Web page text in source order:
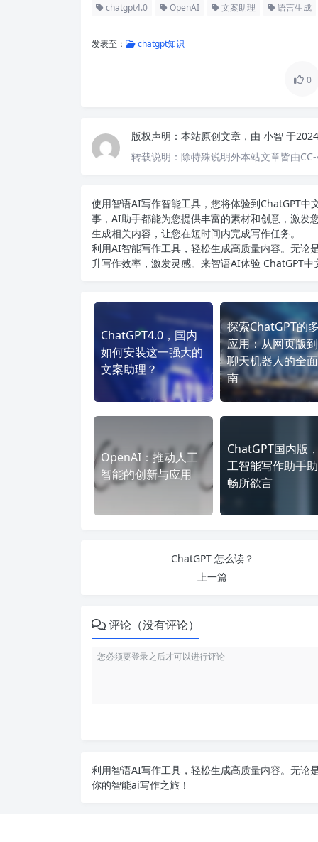
chatgpt4.0 OpenAI 文案助理 语言生成
发表至： chatgpt知识
0
版权声明： 本站原创文章，由 小智 于
转载说明： 除特殊说明外本站文章皆由
使用智语AI写作智能工具，您将体验到ChatGPT中
事，AI助手都能为您提供丰富的素材和创意，激发
生成相关内容，让您在短时间内完成写作任务。
利用AI智能写作工具，轻松生成高质量内容。无论
升写作效率，激发灵感。来智语AI体验 ChatGPT中
ChatGPT4.0，国内
如何安装这一强大的
文案助理？
探索ChatGPT的
应用：从网页版
聊天机器人的全
南
OpenAI：推动人工
智能的创新与应用
ChatGPT国内版
工智能写作助手
畅所欲言
ChatGPT 怎么读？
上一篇
评论（没有评论）
利用智语AI写作工具，轻松生成高质量内容。无论
你的智能ai写作之旅！